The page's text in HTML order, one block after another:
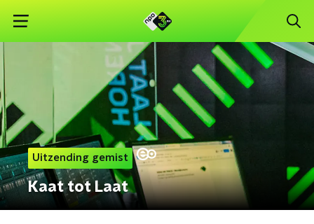
Uitzending gemist
Kaat tot Laat